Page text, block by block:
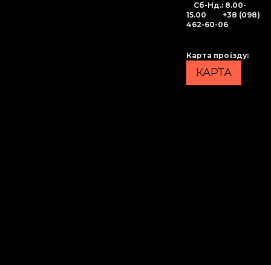
Сб-Нд.: 8.00-
15.00 +38 (098)
462-60-06
Карта проїзду:
КАРТА